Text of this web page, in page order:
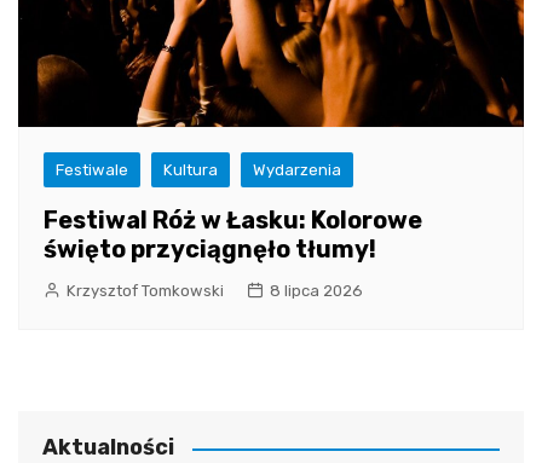
Festiwale Kultura Wydarzenia
Festiwal Róż w Łasku: Kolorowe
święto przyciągnęło tłumy!
Krzysztof Tomkowski 8 lipca 2026
Aktualności